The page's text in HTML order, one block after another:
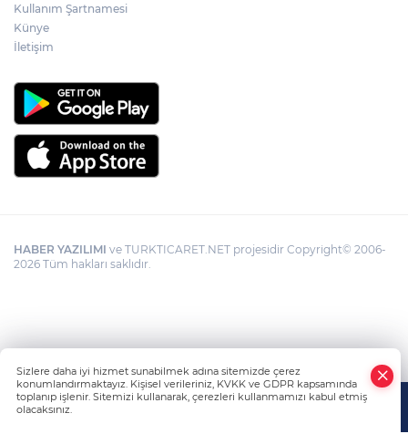
Kullanım Şartnamesi
Künye
İletişim
HABER YAZILIMI ve TURKTICARET.NET projesidir Copyright© 2006-
2026 Tüm hakları saklıdır.
Sizlere daha iyi hizmet sunabilmek adına sitemizde çerez
konumlandırmaktayız. Kişisel verileriniz, KVKK ve GDPR kapsamında
toplanıp işlenir. Sitemizi kullanarak, çerezleri kullanmamızı kabul etmiş
olacaksınız.